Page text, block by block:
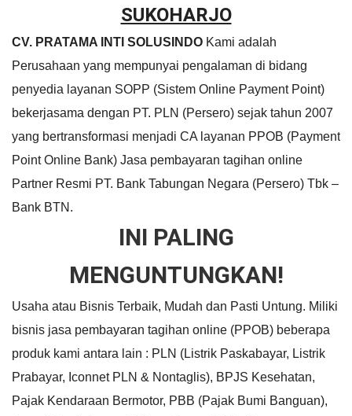
SUKOHARJO
CV. PRATAMA INTI SOLUSINDO Kami adalah
Perusahaan yang mempunyai pengalaman di bidang
penyedia layanan SOPP (Sistem Online Payment Point)
bekerjasama dengan PT. PLN (Persero) sejak tahun 2007
yang bertransformasi menjadi CA layanan PPOB (Payment
Point Online Bank) Jasa pembayaran tagihan online
Partner Resmi PT. Bank Tabungan Negara (Persero) Tbk –
Bank BTN.
INI PALING
MENGUNTUNGKAN!
Usaha atau Bisnis Terbaik, Mudah dan Pasti Untung. Miliki
bisnis jasa pembayaran tagihan online (PPOB) beberapa
produk kami antara lain : PLN (Listrik Paskabayar, Listrik
Prabayar, Iconnet PLN & Nontaglis), BPJS Kesehatan,
Pajak Kendaraan Bermotor, PBB (Pajak Bumi Banguan),